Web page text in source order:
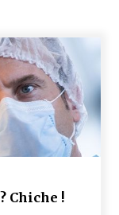
Chiche !